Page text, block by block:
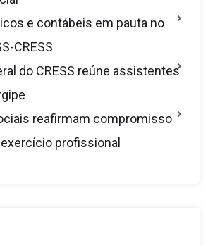
e contábeis em pauta no
CRESS
do CRESS reúne assistentes
reafirmam compromisso
profissional